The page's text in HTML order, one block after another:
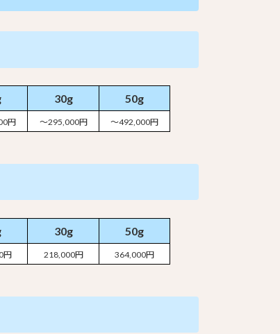
30g 50g
円 ～295,000円 ～492,000円
30g 50g
円 218,000円 364,000円